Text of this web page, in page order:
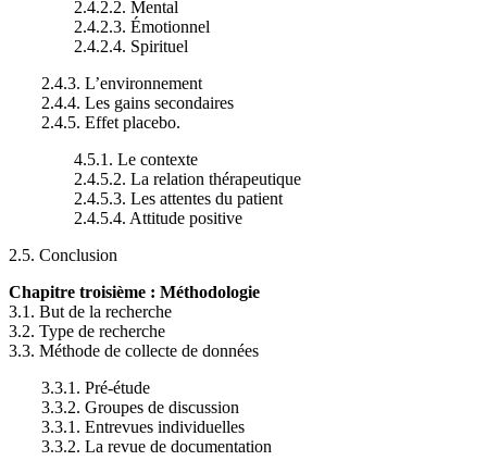
2.4.2.2. Mental
2.4.2.3. Émotionnel
2.4.2.4. Spirituel
2.4.3. L’environnement
2.4.4. Les gains secondaires
2.4.5. Effet placebo.
4.5.1. Le contexte
2.4.5.2. La relation thérapeutique
2.4.5.3. Les attentes du patient
2.4.5.4. Attitude positive
2.5. Conclusion
Chapitre troisième : Méthodologie
3.1. But de la recherche
3.2. Type de recherche
3.3. Méthode de collecte de données
3.3.1. Pré-étude
3.3.2. Groupes de discussion
3.3.1. Entrevues individuelles
3.3.2. La revue de documentation